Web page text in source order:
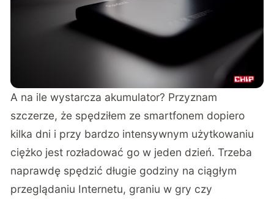
A na ile wystarcza akumulator? Przyznam
szczerze, że spędziłem ze smartfonem dopiero
kilka dni i przy bardzo intensywnym użytkowaniu
ciężko jest rozładować go w jeden dzień. Trzeba
naprawdę spędzić długie godziny na ciągłym
przeglądaniu Internetu, graniu w gry czy